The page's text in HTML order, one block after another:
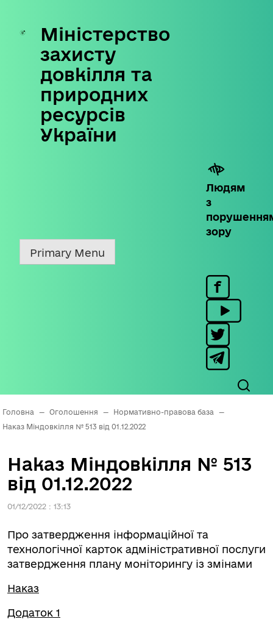
Skip
content
Міністерство
захисту
довкілля та
природних
ресурсів
України
Людям
з
зору
Primary Menu
Головна — Оголошення — Нормативно-правова база
—
Наказ Міндовкілля № 513 від 01.12.2022
Наказ Міндовкілля № 513
від 01.12.2022
01/12/2022 : 13:13
Про затвердження інформаційної та
технологічної карток адміністративної послуги
затвердження плану моніторингу із змінами
Наказ
Додаток 1